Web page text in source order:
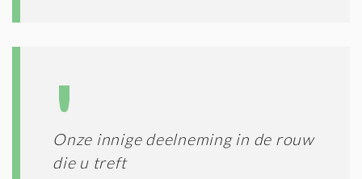
Onze innige deelneming in de rouw
die u treft